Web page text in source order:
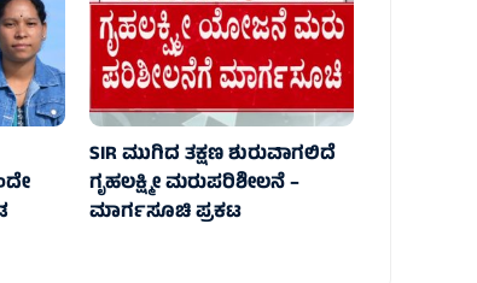
SIR ಮುಗಿದ ತಕ್ಷಣ ಶುರುವಾಗಲಿದೆ
ಗೃಹಲಕ್ಷ್ಮೀ ಮರುಪರಿಶೀಲನೆ –
ಮಾರ್ಗಸೂಚಿ ಪ್ರಕಟ